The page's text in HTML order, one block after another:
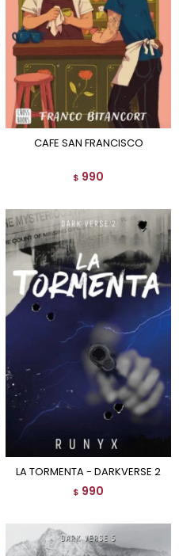
CAFE SAN FRANCISCO
$ 990
LA TORMENTA - DARKVERSE 2
$ 990